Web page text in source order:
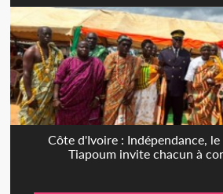
Côte d'Ivoire : Indépendance,
Tiapoum invite chacun à